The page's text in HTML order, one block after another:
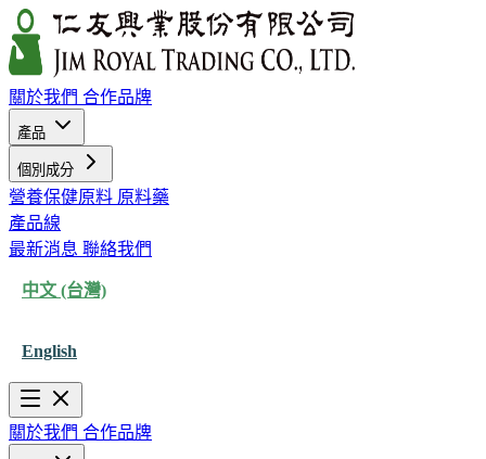
關於我們 合作品牌
產品
個別成分
營養保健原料 原料藥
產品線
最新消息 聯絡我們
中文 (台灣)
English
關於我們 合作品牌